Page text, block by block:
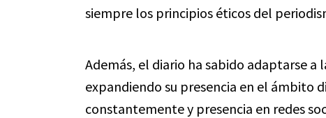
siempre los principios éticos del
Además, el diario ha sabido adaptarse a
expandiendo su presencia en el ámbito
constantemente y presencia en redes